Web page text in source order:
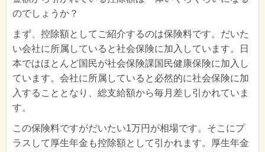
のでしょうか？
まず、控除額としてご紹介するのは保険料です。だいた
い会社に所属していると社会保険に加入しています。日
本ではほとんど国民が社会保険課国民健康保険に加入し
ています。会社に所属していると必然的に社会保険に加
入することとなり、総支給額から毎月差し引かれていま
す。
この保険料ですがだいたい1万円が相場です。そこにプ
ラスして厚生年金も控除額として引かれます。厚生年金